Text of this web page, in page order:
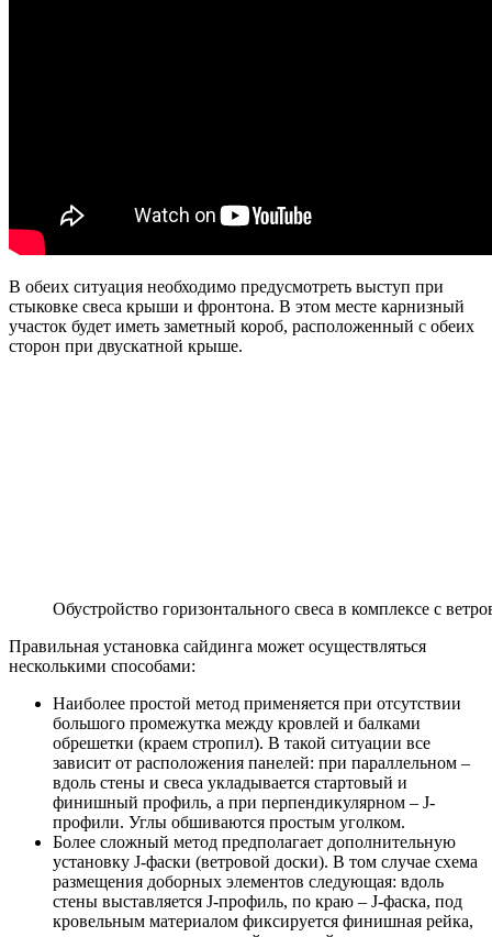
В обеих ситуация необходимо предусмотреть выступ при
стыковке свеса крыши и фронтона. В этом месте карнизный
участок будет иметь заметный короб, расположенный с обеих
сторон при двускатной крыше.
Обустройство горизонтального свеса в комплексе с
Правильная установка сайдинга может осуществляться
несколькими способами:
Наиболее простой метод применяется при отсутствии
большого промежутка между кровлей и балками
обрешетки (краем стропил). В такой ситуации все
зависит от расположения панелей: при параллельном –
вдоль стены и свеса укладывается стартовый и
финишный профиль, а при перпендикулярном – J-
профили. Углы обшиваются простым уголком.
Более сложный метод предполагает дополнительную
установку J-фаски (ветровой доски). В том случае схема
размещения доборных элементов следующая: вдоль
стены выставляется J-профиль, по краю – J-фаска, под
кровельным материалом фиксируется финишная рейка,